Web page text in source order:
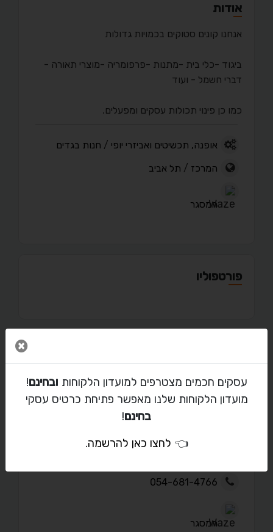
אודות
אנחנו קונים סטוקים בכמויות גדולות
ביגוד -כלי בית -מתנות -פרפומריה -מוצרי תאורה -
דברי חשמל - ועוד
כמו כן פינוי תכולות עסקים ומפעלים.
אופנה, תכשיטים ואביזרי יופי / חנות בגדים
המרכז / תל אביב
המסגר
פורטפוליו
054-681-4766
המסגר
עסקים חכמים מצטרפים למועדון הלקוחות ובחינם!
מועדון הלקוחות שלנו מאפשר פתיחת כרטיס עסקי
בחינם!
👈 לחצו כאן להרשמה.